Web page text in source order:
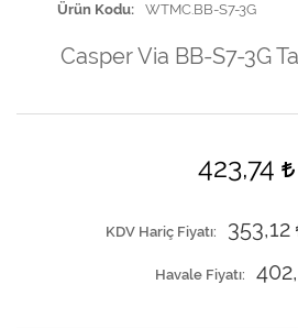
Ürün Kodu WTMC.BB-S7-3G
Casper Via BB-S7-3G
423,74
KDV Hariç Fiyatı 353,12
Havale Fiyatı